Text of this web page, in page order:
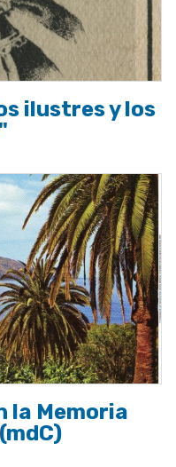
ilustres y los
la Memoria